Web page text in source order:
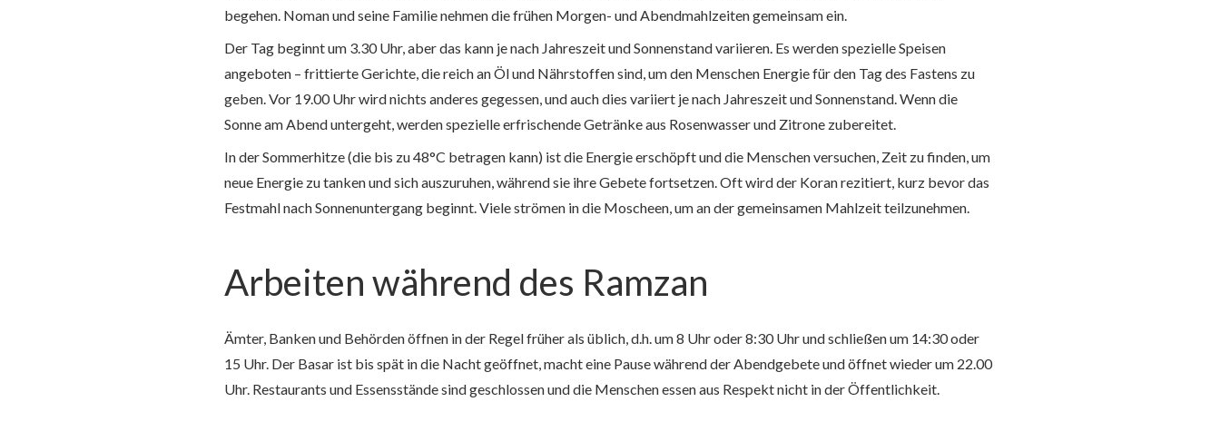
begehen. Noman und seine Familie nehmen die frühen Morgen- und Abendmahlzeiten gemeinsam ein.
Der Tag beginnt um 3.30 Uhr, aber das kann je nach Jahreszeit und Sonnenstand variieren. Es werden spezielle Speisen
angeboten – frittierte Gerichte, die reich an Öl und Nährstoffen sind, um den Menschen Energie für den Tag des Fastens zu
geben. Vor 19.00 Uhr wird nichts anderes gegessen, und auch dies variiert je nach Jahreszeit und Sonnenstand. Wenn die
Sonne am Abend untergeht, werden spezielle erfrischende Getränke aus Rosenwasser und Zitrone zubereitet.
In der Sommerhitze (die bis zu 48°C betragen kann) ist die Energie erschöpft und die Menschen versuchen, Zeit zu finden, um
neue Energie zu tanken und sich auszuruhen, während sie ihre Gebete fortsetzen. Oft wird der Koran rezitiert, kurz bevor das
Festmahl nach Sonnenuntergang beginnt. Viele strömen in die Moscheen, um an der gemeinsamen Mahlzeit teilzunehmen.
Arbeiten während des Ramzan
Ämter, Banken und Behörden öffnen in der Regel früher als üblich, d.h. um 8 Uhr oder 8:30 Uhr und schließen um 14:30 oder
15 Uhr. Der Basar ist bis spät in die Nacht geöffnet, macht eine Pause während der Abendgebete und öffnet wieder um 22.00
Uhr. Restaurants und Essensstände sind geschlossen und die Menschen essen aus Respekt nicht in der Öffentlichkeit.